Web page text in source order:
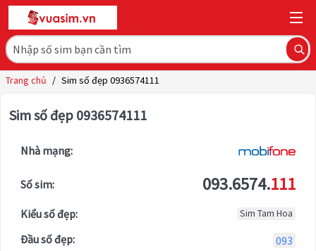
Trang chủ / Sim số đẹp 0936574111
Sim số đẹp 0936574111
Nhà mạng:
Số sim: 093.6574.111
Kiểu số đẹp: Sim Tam Hoa
Đầu số đẹp:
093